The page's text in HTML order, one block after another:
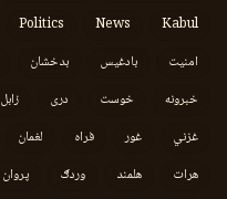
Kabul
News
Politics
امنیت
بادغیس بدخشان
خبرونه
خوست دری زابل
غزني
غور فراه لغمان
هرات
هلمند وردګ پروان